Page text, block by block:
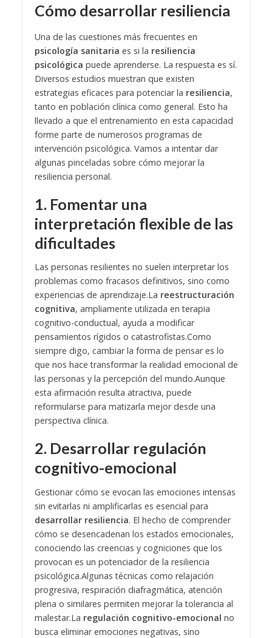
Cómo desarrollar resiliencia
Una de las cuestiones más frecuentes en
psicología sanitaria es si la resiliencia
psicológica puede aprenderse. La respuesta es sí.
Diversos estudios muestran que existen
estrategias eficaces para potenciar la resiliencia,
tanto en población clínica como general. Esto ha
llevado a que el entrenamiento en esta capacidad
forme parte de numerosos programas de
intervención psicológica. Vamos a intentar dar
algunas pinceladas sobre cómo mejorar la
resiliencia personal.
1. Fomentar una
interpretación flexible de las
dificultades
Las personas resilientes no suelen interpretar los
problemas como fracasos definitivos, sino como
experiencias de aprendizaje.La reestructuración
cognitiva, ampliamente utilizada en terapia
cognitivo-conductual, ayuda a modificar
pensamientos rígidos o catastrofistas.Como
siempre digo, cambiar la forma de pensar es lo
que nos hace transformar la realidad emocional de
las personas y la percepción del mundo.Aunque
esta afirmación resulta atractiva, puede
reformularse para matizarla mejor desde una
perspectiva clínica.
2. Desarrollar regulación
cognitivo-emocional
Gestionar cómo se evocan las emociones intensas
sin evitarlas ni amplificarlas es esencial para
desarrollar resiliencia. El hecho de comprender
cómo se desencadenan los estados emocionales,
conociendo las creencias y cogniciones que los
provocan es un potenciador de la resiliencia
psicológica.Algunas técnicas como relajación
progresiva, respiración diafragmática, atención
plena o similares permiten mejorar la tolerancia al
malestar.La regulación cognitivo-emocional no
busca eliminar emociones negativas, sino